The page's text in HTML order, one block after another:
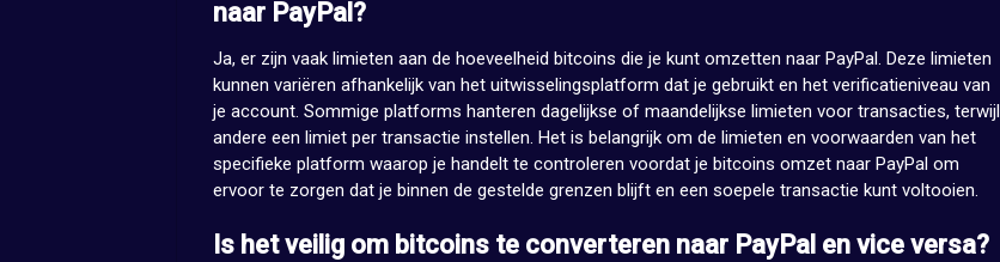
naar PayPal?
Ja, er zijn vaak limieten aan de hoeveelheid bitcoins die je kunt omzetten naar PayPal. Deze limieten
kunnen variëren afhankelijk van het uitwisselingsplatform dat je gebruikt en het verificatieniveau van
je account. Sommige platforms hanteren dagelijkse of maandelijkse limieten voor transacties, terwijl
andere een limiet per transactie instellen. Het is belangrijk om de limieten en voorwaarden van het
specifieke platform waarop je handelt te controleren voordat je bitcoins omzet naar PayPal om
ervoor te zorgen dat je binnen de gestelde grenzen blijft en een soepele transactie kunt voltooien.
Is het veilig om bitcoins te converteren naar PayPal en vice versa?